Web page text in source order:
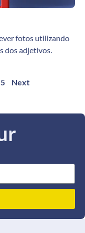
fotos utilizando
dos adjetivos.
5 Next